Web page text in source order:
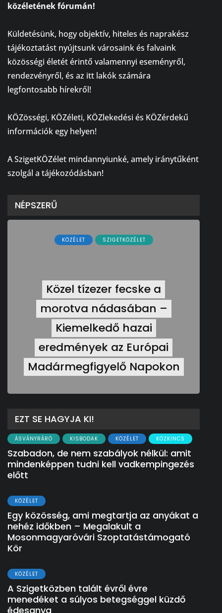
közéletének fórumán!
Küldetésünk, hogy objektív, hiteles és naprakész
tájékoztatást nyújtsunk városaink és falvaink
közösségi életét érintő valamennyi eseményről,
rendezvényről, és az itt lakók számára
legfontosabb hírekről!
KÖZösségi, KÖZéleti, KÖZlekedési és KÖZérdekű
információk egy helyen!
A SzigetKÖZélet mindannyiunké, amely iránytűként
szolgál a tájékozódásban!
NÉPSZERŰ
KÖZÉLET SZIGETKÖZÉLET
Közel tízezer fecske a
morotva nádasában –
Kiemelkedő hazai
eredmények az Európai
Madármegfigyelő Napokon
EZT SE HAGYJA KI!
ÁSVÁNYRÁRÓ KISBODAK KÖZÉLET KÖZKINCS
Szabadon, de nem szabályok nélkül: amit
mindenképpen tudni kell vadkempingezés
előtt
KÖZÉLET
Egy közösség, ami megtartja az anyákat a
nehéz időkben – Megalakult a
Mosonmagyaróvári Szoptatástámogató
Kör
KÖZÉLET
A Szigetközben talált évről évre
menedéket a súlyos betegséggel küzdő
édesanya